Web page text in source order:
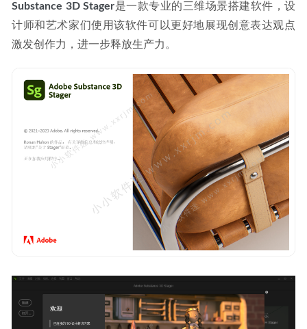
Substance 3D Stager是一款专业的三维场景搭建软件，设
计师和艺术家们使用该软件可以更好地展现创意表达观点
激发创作力，进一步释放生产力。
傲软录屏 ApowerREC v1.8.5.1 中文免安装便携版 2026-01-
22
Adobe Illustrator CC2020绿色简体中文版下载地址和安装教
马良中国CAD制图高级图库-原版未删减-16281个图库
2022-
08-24